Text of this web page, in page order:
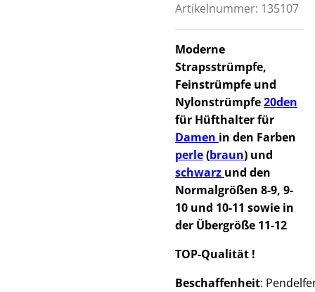
Artikelnummer: 135107
Moderne
Strapsstrümpfe,
Feinstrümpfe und
Nylonstrümpfe20den
für Hüfthalter für
Damen in den Farben
perle(braun) und
schwarz und den
Normalgrößen 8-9, 9-
10 und 10-11 sowie in
der Übergröße 11-12
TOP-Qualität !
Beschaffenheit: